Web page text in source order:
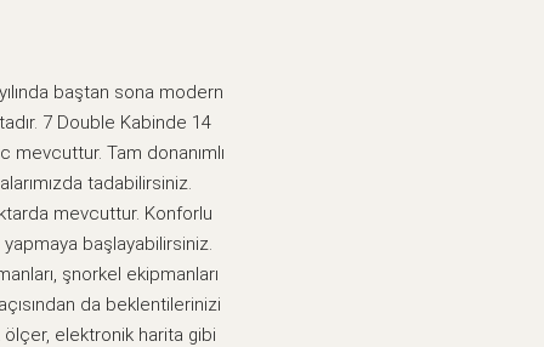
baştan sona modern
7 Double Kabinde 14
Tam donanımlı
tadabilirsiniz.
mevcuttur. Konforlu
başlayabilirsiniz.
şnorkel ekipmanları
da beklentilerinizi
ölçer, elektronik harita gibi